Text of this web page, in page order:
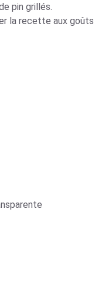
pin grillés.
la recette aux goûts